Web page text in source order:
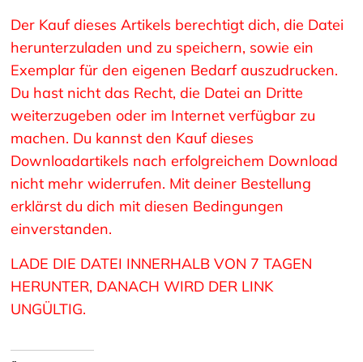
Der Kauf dieses Artikels berechtigt dich, die Datei
herunterzuladen und zu speichern, sowie ein
Exemplar für den eigenen Bedarf auszudrucken.
Du hast nicht das Recht, die Datei an Dritte
weiterzugeben oder im Internet verfügbar zu
machen. Du kannst den Kauf dieses
Downloadartikels nach erfolgreichem Download
nicht mehr widerrufen. Mit deiner Bestellung
erklärst du dich mit diesen Bedingungen
einverstanden.
LADE DIE DATEI INNERHALB VON 7 TAGEN
HERUNTER, DANACH WIRD DER LINK
UNGÜLTIG.